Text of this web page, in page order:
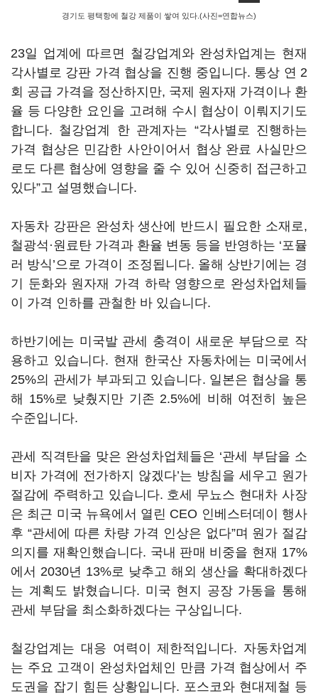
경기도 평택항에 철강 제품이 쌓여 있다.(사진=연합뉴스)
23일 업계에 따르면 철강업계와 완성차업계는 현재
각사별로 강판 가격 협상을 진행 중입니다. 통상 연 2
회 공급 가격을 정산하지만, 국제 원자재 가격이나 환
율 등 다양한 요인을 고려해 수시 협상이 이뤄지기도
합니다. 철강업계 한 관계자는 “각사별로 진행하는
가격 협상은 민감한 사안이어서 협상 완료 사실만으
로도 다른 협상에 영향을 줄 수 있어 신중히 접근하고
있다”고 설명했습니다.
자동차 강판은 완성차 생산에 반드시 필요한 소재로,
철광석·원료탄 가격과 환율 변동 등을 반영하는 ‘포뮬
러 방식’으로 가격이 조정됩니다. 올해 상반기에는 경
기 둔화와 원자재 가격 하락 영향으로 완성차업체들
이 가격 인하를 관철한 바 있습니다.
하반기에는 미국발 관세 충격이 새로운 부담으로 작
용하고 있습니다. 현재 한국산 자동차에는 미국에서
25%의 관세가 부과되고 있습니다. 일본은 협상을 통
해 15%로 낮췄지만 기존 2.5%에 비해 여전히 높은
수준입니다.
관세 직격탄을 맞은 완성차업체들은 ‘관세 부담을 소
비자 가격에 전가하지 않겠다’는 방침을 세우고 원가
절감에 주력하고 있습니다. 호세 무뇨스 현대차 사장
은 최근 미국 뉴욕에서 열린 CEO 인베스터데이 행사
후 “관세에 따른 차량 가격 인상은 없다”며 원가 절감
의지를 재확인했습니다. 국내 판매 비중을 현재 17%
에서 2030년 13%로 낮추고 해외 생산을 확대하겠다
는 계획도 밝혔습니다. 미국 현지 공장 가동을 통해
관세 부담을 최소화하겠다는 구상입니다.
철강업계는 대응 여력이 제한적입니다. 자동차업계
는 주요 고객이 완성차업체인 만큼 가격 협상에서 주
도권을 잡기 힘든 상황입니다. 포스코와 현대제철 등